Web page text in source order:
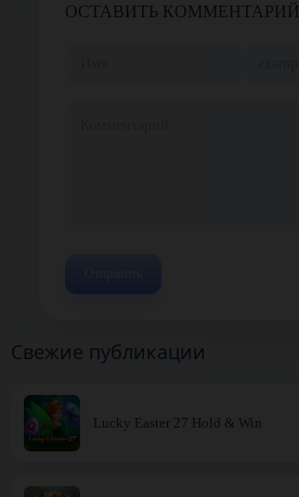
ОСТАВИТЬ КОММЕНТАРИЙ
Свежие публикации
Lucky Easter 27 Hold & Win